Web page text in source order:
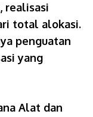
realisasi
total alokasi.
penguatan
yang
Alat dan